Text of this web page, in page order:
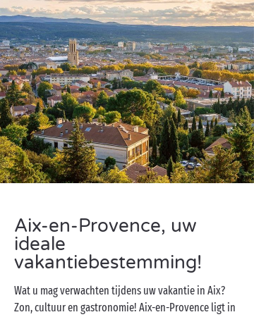
Aix-en-Provence, uw
ideale
vakantiebestemming!
Wat u mag verwachten tijdens uw vakantie in Aix?
Zon, cultuur en gastronomie! Aix-en-Provence ligt in